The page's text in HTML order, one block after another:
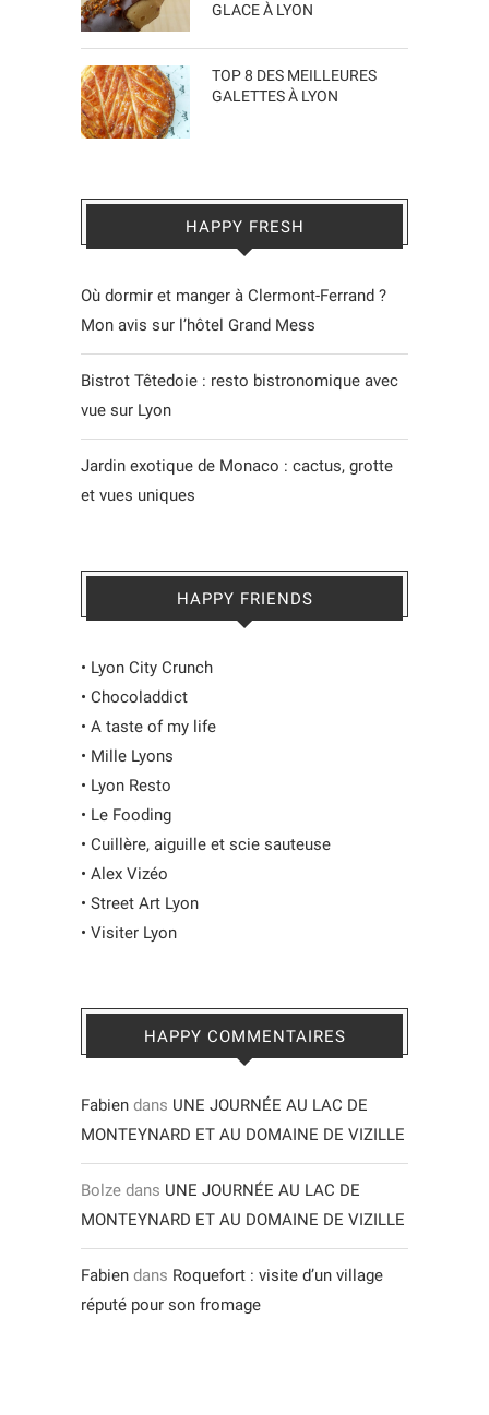
GLACE À LYON
TOP 8 DES MEILLEURES
GALETTES À LYON
HAPPY FRESH
Où dormir et manger à Clermont-Ferrand ?
Mon avis sur l’hôtel Grand Mess
Bistrot Têtedoie : resto bistronomique avec
vue sur Lyon
Jardin exotique de Monaco : cactus, grotte
et vues uniques
HAPPY FRIENDS
• Lyon City Crunch
• Chocoladdict
• A taste of my life
• Mille Lyons
• Lyon Resto
• Le Fooding
• Cuillère, aiguille et scie sauteuse
• Alex Vizéo
• Street Art Lyon
• Visiter Lyon
HAPPY COMMENTAIRES
Fabien dans UNE JOURNÉE AU LAC DE
MONTEYNARD ET AU DOMAINE DE VIZILLE
Bolze dans UNE JOURNÉE AU LAC DE
MONTEYNARD ET AU DOMAINE DE VIZILLE
Fabien dans Roquefort : visite d’un village
réputé pour son fromage